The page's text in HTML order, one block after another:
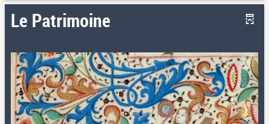
Le Patrimoine